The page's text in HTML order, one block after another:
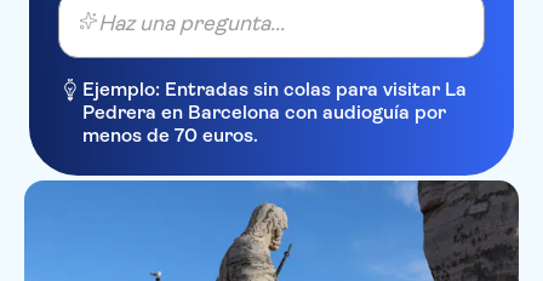
Hotel Milton Roma
Spanish Art Hotel
Hotel Golden
Haz una pregunta...
Ejemplo: Entradas sin colas para visitar La
Pedrera en Barcelona con audioguía por
menos de 70 euros.